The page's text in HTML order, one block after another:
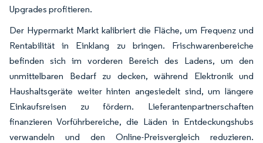
Upgrades profitieren.
Der Hypermarkt Markt kalibriert die Fläche, um Frequenz und
Rentabilität in Einklang zu bringen. Frischwarenbereiche
befinden sich im vorderen Bereich des Ladens, um den
unmittelbaren Bedarf zu decken, während Elektronik und
Haushaltsgeräte weiter hinten angesiedelt sind, um längere
Einkaufsreisen zu fördern. Lieferantenpartnerschaften
finanzieren Vorführbereiche, die Läden in Entdeckungshubs
verwandeln und den Online-Preisvergleich reduzieren.